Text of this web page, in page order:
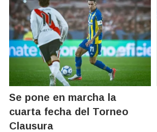
Se pone en marcha la
cuarta fecha del Torneo
Clausura